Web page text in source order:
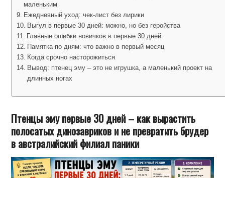
маленьким
Ежедневный уход: чек-лист без лирики
Выгул в первые 30 дней: можно, но без геройства
Главные ошибки новичков в первые 30 дней
Памятка по дням: что важно в первый месяц
Когда срочно насторожиться
Вывод: птенец эму – это не игрушка, а маленький проект на
длинных ногах
Птенцы эму первые 30 дней – как вырастить
полосатых динозавриков и не превратить брудер
в австралийский филиал паники